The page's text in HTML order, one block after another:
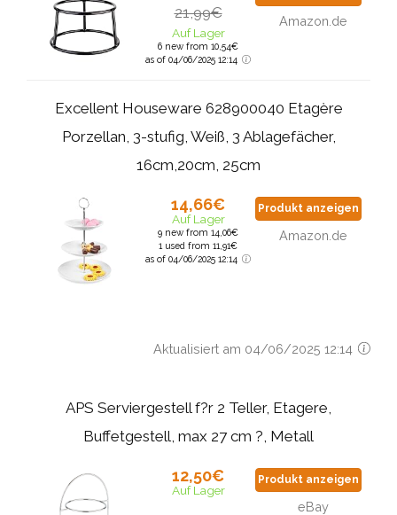
21,99€
Auf Lager
6 new from 10,54€
as of 04/06/2025 12:14
Amazon.de
Excellent Houseware 628900040 Etagère
Porzellan, 3-stufig, Weiß, 3 Ablagefächer,
16cm,20cm, 25cm
14,66€
Auf Lager
9 new from 14,06€
1 used from 11,91€
as of 04/06/2025 12:14
Produkt anzeigen
Amazon.de
Aktualisiert am 04/06/2025 12:14
APS Serviergestell f?r 2 Teller, Etagere,
Buffetgestell, max 27 cm ?, Metall
12,50€
Auf Lager
Produkt anzeigen
eBay